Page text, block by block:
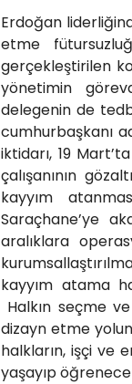
Erdoğan
etme
gerçekleştirilen
yönetimin
delegenin de
cumhurbaşkanı
iktidarı, 19
çalışanının
kayyım
Saraçhane’ye
aralıklara
kayyım atama
Halkın seçme
dizayn etme
halkların, işçi ve
yaşayıp